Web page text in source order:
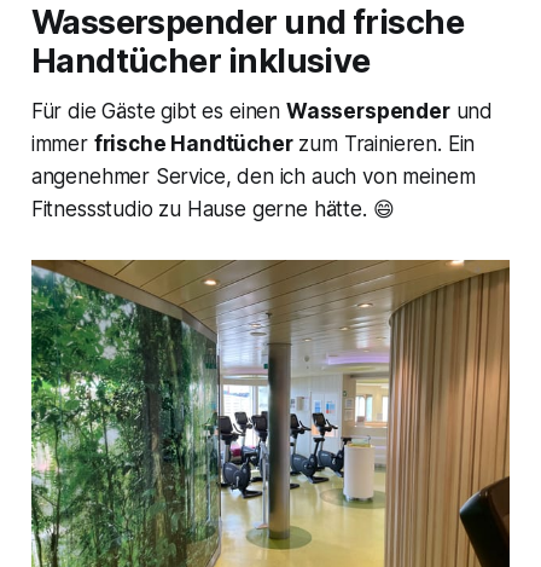
Wasserspender und frische
Handtücher inklusive
Für die Gäste gibt es einen Wasserspenderund
immer frische Handtücherzum Trainieren. Ein
angenehmer Service, den ich auch von meinem
Fitnessstudio zu Hause gerne hätte. 😄